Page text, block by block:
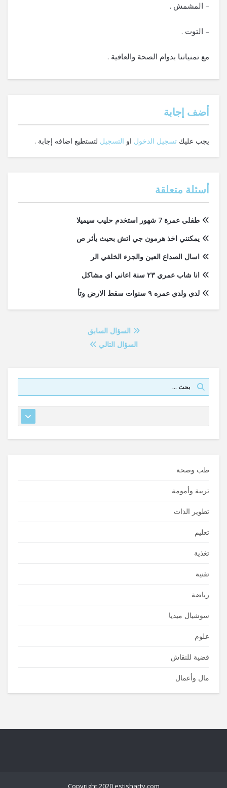
– المشمش .
– التوت .
مع تمنياتنا بدوام الصحة والعافية .
‫أضف إجابة
يجب عليك تسجيل الدخول او التسجيل لتستطيع اضافه إجابة .
أسئلة متعلقة
طفلي عمرة 7 شهور استخدم حليب سيميلا
يمكنني اخذ هرمون جي اتش بحيث يأثر ص
اسال الصداع العين والجزء الخلفي الر
انا شاب عمري ٢٣ سنة اعاني اي مشاكل
لدي ولدي عمره ٩ سنوات سقط الارض وتأ
السؤال السابق
السؤال التالي
طب وصحة
تربية وأمومة
تطوير الذات
تعليم
تغذية
تقنية
رياضة
سوشيال ميديا
علوم
قضية للنقاش
مال وأعمال
Copyright 2020 estisharty.com